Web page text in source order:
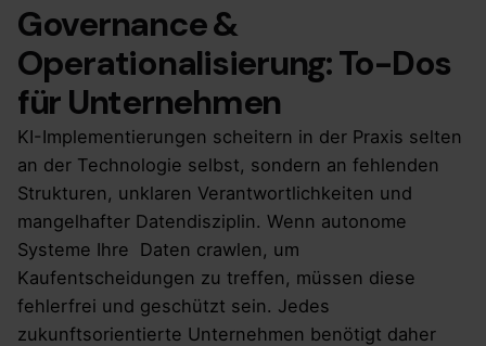
Governance &
Operationalisierung: To-Dos
für Unternehmen
KI-Implementierungen scheitern in der Praxis selten
an der Technologie selbst, sondern an fehlenden
Strukturen, unklaren Verantwortlichkeiten und
mangelhafter Datendisziplin. Wenn autonome
Systeme Ihre Daten crawlen, um
Kaufentscheidungen zu treffen, müssen diese
fehlerfrei und geschützt sein. Jedes
zukunftsorientierte Unternehmen benötigt daher